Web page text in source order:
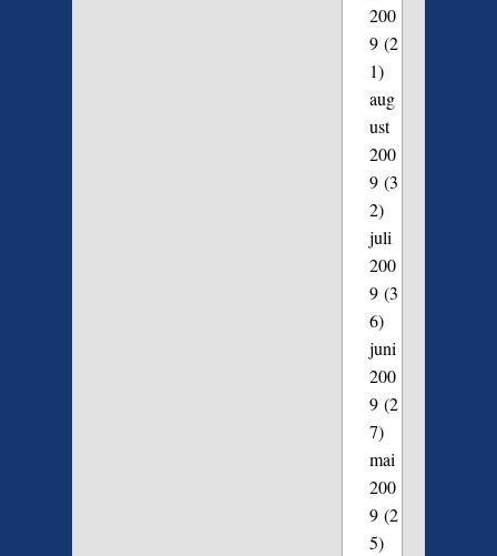
200
9(2
1)
aug
ust
200
9(3
2)
juli
200
9(3
6)
juni
200
9(2
7)
mai
200
9(2
5)